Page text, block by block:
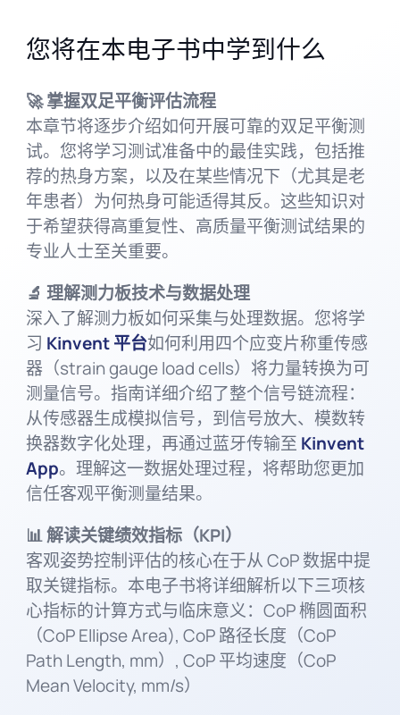
您将在本电子书中学到什么
🚀 掌握双足平衡评估流程
本章节将逐步介绍如何开展可靠的双足平衡测
试。您将学习测试准备中的最佳实践，包括推
荐的热身方案，以及在某些情况下（尤其是老
年患者）为何热身可能适得其反。这些知识对
于希望获得高重复性、高质量平衡测试结果的
专业人士至关重要。
🔬 理解测力板技术与数据处理
深入了解测力板如何采集与处理数据。您将学
习 Kinvent 平台如何利用四个应变片称重传感
器（strain gauge load cells）将力量转换为可
测量信号。指南详细介绍了整个信号链流程：
从传感器生成模拟信号，到信号放大、模数转
换器数字化处理，再通过蓝牙传输至 Kinvent
App。理解这一数据处理过程，将帮助您更加
信任客观平衡测量结果。
📊 解读关键绩效指标（KPI）
客观姿势控制评估的核心在于从 CoP 数据中提
取关键指标。本电子书将详细解析以下三项核
心指标的计算方式与临床意义：CoP 椭圆面积
（CoP Ellipse Area), CoP 路径长度（CoP
Path Length, mm）, CoP 平均速度（CoP
Mean Velocity, mm/s）